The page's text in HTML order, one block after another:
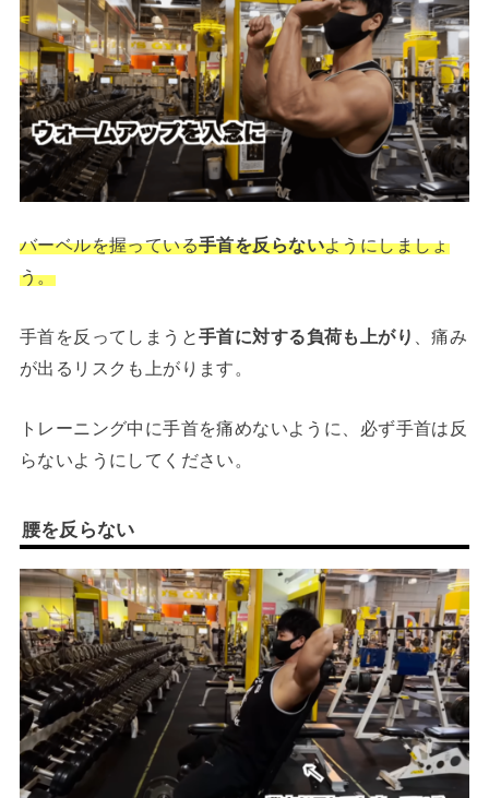
バーベルを握っている手首を反らないようにしましょ
う。
手首を反ってしまうと手首に対する負荷も上がり
、痛み
が出るリスクも上がります。
トレーニング中に手首を痛めないように、必ず手首は反
らないようにしてください。
腰を反らない